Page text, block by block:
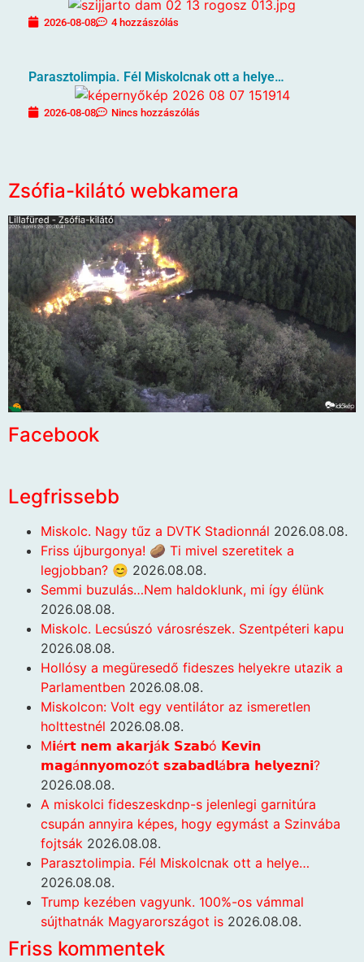
2026-08-08 4 hozzászólás
Parasztolimpia. Fél Miskolcnak ott a helye…
2026-08-08 Nincs hozzászólás
Zsófia-kilátó webkamera
Facebook
Legfrissebb
Miskolc. Nagy tűz a DVTK Stadionnál 2026.08.08.
Friss újburgonya! 🥔 Ti mivel szeretitek a
legjobban? 😊 2026.08.08.
Semmi buzulás…Nem haldoklunk, mi így élünk
2026.08.08.
Miskolc. Lecsúszó városrészek. Szentpéteri kapu
2026.08.08.
Hollósy a megüresedő fideszes helyekre utazik a
Parlamentben 2026.08.08.
Miskolcon: Volt egy ventilátor az ismeretlen
holttestnél 2026.08.08.
M𝗶é𝗿𝘁 𝗻𝗲𝗺 𝗮𝗸𝗮𝗿𝗷á𝗸 𝗦𝘇𝗮𝗯ó 𝗞𝗲𝘃𝗶𝗻
𝗺𝗮𝗴á𝗻𝗻𝘆𝗼𝗺𝗼𝘇ó𝘁 𝘀𝘇𝗮𝗯𝗮𝗱𝗹á𝗯𝗿𝗮 𝗵𝗲𝗹𝘆𝗲𝘇𝗻𝗶?
2026.08.08.
A miskolci fideszeskdnp-s jelenlegi garnitúra
csupán annyira képes, hogy egymást a Szinvába
fojtsák 2026.08.08.
Parasztolimpia. Fél Miskolcnak ott a helye…
2026.08.08.
Trump kezében vagyunk. 100%-os vámmal
sújthatnák Magyarországot is 2026.08.08.
Friss kommentek